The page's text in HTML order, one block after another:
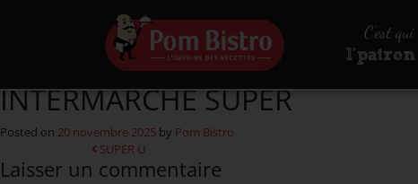
C’est qui
INTERMARCHE SUPER
Posted on 20 novembre 2025 by Pom Bistro
Navigation
SUPER U
Laisser un commentaire